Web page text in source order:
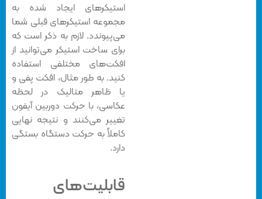
استیکرهای ایجاد شده به
مجموعه استیکرهای قبلی شما
می‌پیوندد. لازم به ذکر است که
برای ساخت استیکر می‌توانید از
افکت‌های مختلفی استفاده
کنید. به طور مثال، افکت پفی و
یا ظاهر متالیک در لحظه
عکاسی، با حرکت دوربین آیفون
تغییر می‌کنند و نتیجه نهایی
کاملاً به حرکت دستگاه بستگی
قابلیت‌های